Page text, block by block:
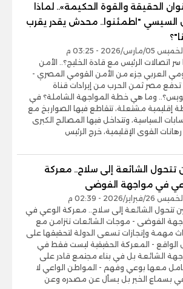
الحقيقة والقوة الحكيمة».. لماذا
السيسي "اطمئنوا.. محدش يقدر يقرب
05/مارس/2026 - 03:25 م
سر اتصالات الرئيس مع قادة الخليج؟.. الأمن
العربي جزء من الأمن القومي المصري -
مصر ثمن الحرب من إيرادات قناة
وما هي خطة المواجهة الشاملة؟ في
إقليمية مشتعلة، تتقاطع فيها الصواريخ مع
السياسية، وتتداخل فيها المصالح الكبرى
القوى الإقليمية، خرج الرئيس
تتحول الشائعة إلى سلاح.. معركة
في مواجهة الفوضى
26/فبراير/2026 - 02:39 م
تتحول الشائعة إلى سلاح.. معركة الوعي في
الفوضى - موجات الشائعات تتزامن مع
مهمة وإنجازات تسعى الدولة لتحقيقها على
الواقع - المعركة الحقيقية ليست فقط في
الشائعة بل في بناء مجتمع قادر على
معها بوعي وفهم - المواطن الواعي لا
بسماع الخبر بل يسأل عن مصدره وعن